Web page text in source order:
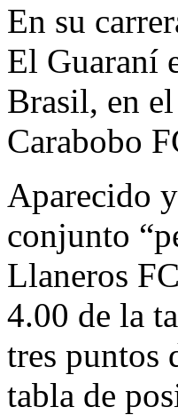
En su
El Guaraní
Brasil, en
Carabobo
Aparecido
conjunto
Llaneros
4.00 de la
tres puntos
tabla de